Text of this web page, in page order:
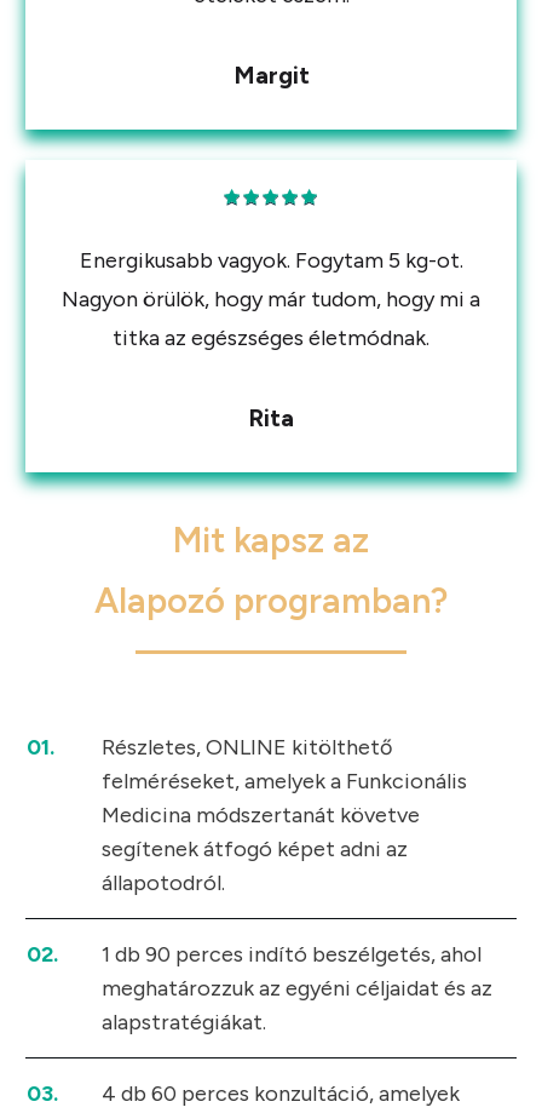
Margit
Energikusabb vagyok. Fogytam 5 kg-ot.
Nagyon örülök, hogy már tudom, hogy mi a
titka az egészséges életmódnak.
Rita
Mit kapsz az
Alapozó programban?
01.
Részletes, ONLINE kitölthető
felméréseket, amelyek a Funkcionális
Medicina módszertanát követve
segítenek átfogó képet adni az
állapotodról.
02.
1 db 90 perces indító beszélgetés, ahol
meghatározzuk az egyéni céljaidat és az
alapstratégiákat.
03.
4 db 60 perces konzultáció, amelyek